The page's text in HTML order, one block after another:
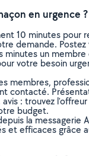
en urgence ?
10 minutes pour
demande.
minutes un membre
votre besoin
membres,
contacté.
: trouvez
budget.
la messagerie
et efficaces grâce